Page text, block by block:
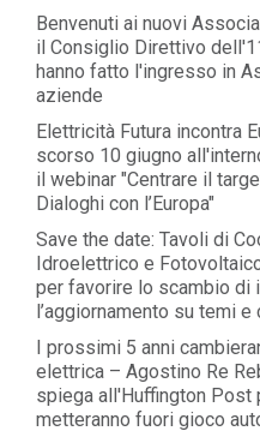
Benvenuti ai nuovi
il Consiglio Direttivo
hanno fatto l'ingresso in
aziende
Elettricità Futura incontra
scorso 10 giugno
il webinar "Centrare il
Dialoghi con l’Europa"
Save the date: Tavoli di
Idroelettrico e
per favorire lo scambio di
l’aggiornamento su temi
I prossimi 5 anni
elettrica – Agostino Re
spiega all'Huffington Post
metteranno fuori gioco